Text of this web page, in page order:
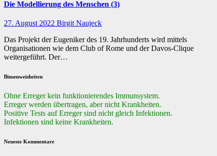
Die Modellierung des Menschen (3)
27. August 2022 Birgit Naujeck
Das Projekt der Eugeniker des 19. Jahrhunderts wird mittels
Organisationen wie dem Club of Rome und der Davos-Clique
weitergeführt. Der…
Binsenweisheiten
Ohne Erreger kein funktionierendes Immunsystem.
Erreger werden übertragen, aber nicht Krankheiten.
Positive Tests auf Erreger sind nicht gleich Infektionen.
Infektionen sind keine Krankheiten.
Neueste Kommentare